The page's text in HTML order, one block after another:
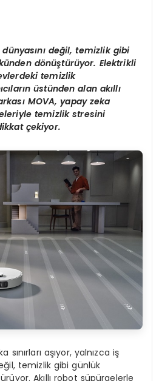
dünyasını değil, temizlik gibi
ünden dönüştürüyor. Elektrikli
temizlik
ıcılarınüstünden alan akıllı
ı MOVA, yapay zeka
temizlik stresini
çekiyor.
sınırları aşıyor, yalnızca iş
temizlik gibi günlük
Akıllı robot süpürgelerle